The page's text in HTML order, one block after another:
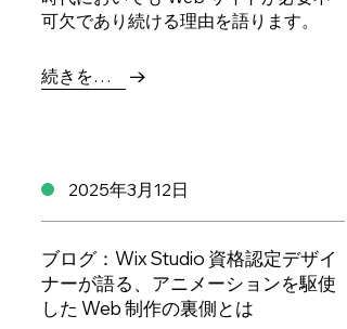
可欠であり続ける理由を語ります。
続きを読む
2025年3月12日
ブログ：Wix Studio 資格認定デザイ
ナーが語る、アニメーションを駆使
した Web 制作の裏側とは